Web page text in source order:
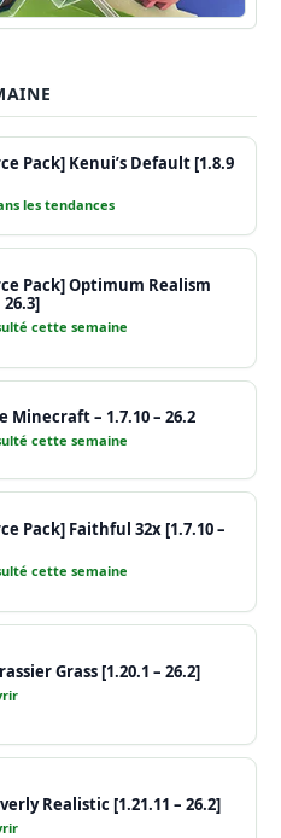
Pack] Kenui’s Default [1.8.9
les tendances
Pack] Optimum Realism
26.3]
cette semaine
Minecraft – 1.7.10 – 26.2
cette semaine
Pack] Faithful 32x [1.7.10 –
cette semaine
Grass [1.20.1 – 26.2]
Realistic [1.21.11 – 26.2]